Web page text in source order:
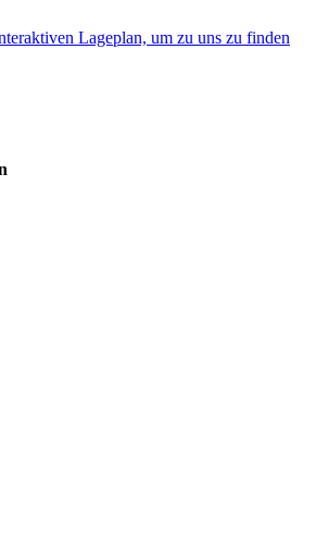
La­ge­plan, um zu uns zu finden